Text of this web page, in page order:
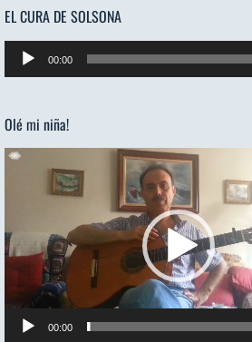
EL CURA DE SOLSONA
Reproductor
de
00:00
Olé mi niña!
Reproductor
00:00